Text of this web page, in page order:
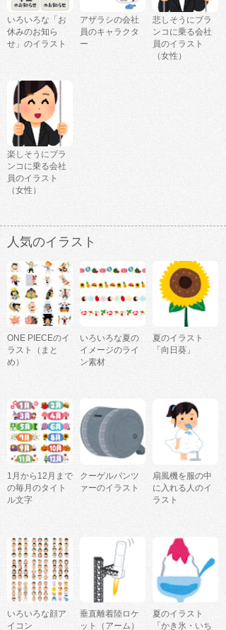
いろいろな「お
休みのお知ら
せ」のイラスト
アザラシの会社
員のキャラクタ
ー
悲しそうにブラ
ンコに乗る会社
員のイラスト
（女性）
楽しそうにブラ
ンコに乗る会社
員のイラスト
（女性）
人気のイラスト
ONE PIECEのイ
ラスト（まと
め）
いろいろな夏の
イメージのライ
ン素材
夏のイラスト
「向日葵」
1月から12月まで
の毎月のタイト
ル文字
クーゲルパンツ
ァーのイラスト
扇風機を服の中
に入れる人のイ
ラスト
いろいろな顔ア
イコン
垂直離着陸ロケ
ット（アーム）
夏のイラスト
「かき氷・いち